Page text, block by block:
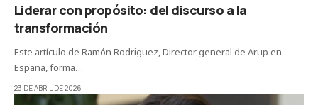
Liderar con propósito: del discurso a la
transformación
Este artículo de Ramón Rodriguez, Director general de Arup en
España, forma…
23 DE ABRIL DE 2026